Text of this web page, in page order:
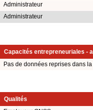
Administrateur
Administrateur
Capacités entrepreneuriales -
Pas de données reprises dans la
Qualités